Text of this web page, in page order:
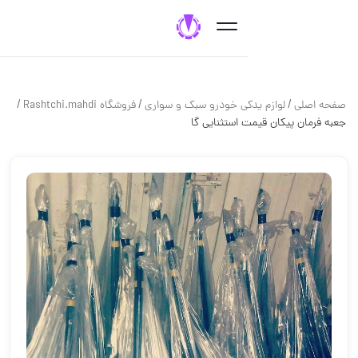
/لوازم یدکی خودرو سبک و سواری/فروشگاه Rashtchi.mahdi /
پیکان قیمت استثنایی گا